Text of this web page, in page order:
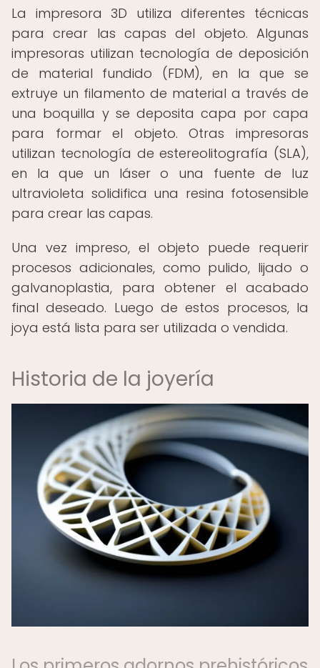
La impresora 3D utiliza diferentes técnicas
para crear las capas del objeto. Algunas
impresoras utilizan tecnología de deposición
de material fundido (FDM), en la que se
extruye un filamento de material a través de
una boquilla y se deposita capa por capa
para formar el objeto. Otras impresoras
utilizan tecnología de estereolitografía (SLA),
en la que un láser o una fuente de luz
ultravioleta solidifica una resina fotosensible
para crear las capas.
Una vez impreso, el objeto puede requerir
procesos adicionales, como pulido, lijado o
galvanoplastia, para obtener el acabado
final deseado. Luego de estos procesos, la
joya está lista para ser utilizada o vendida.
Historia de la joyería